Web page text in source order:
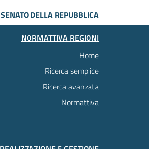
SENATO DELLA REPUBBLICA
NORMATTIVA REGIONI
Home
Ricerca semplice
Ricerca avanzata
Normattiva